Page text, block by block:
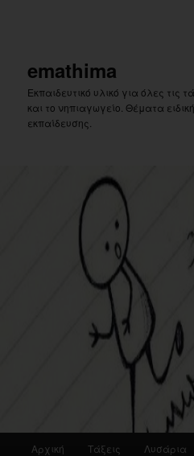
emathima
Εκπαιδευτικό υλικό για όλες τις
και το νηπιαγωγείο. Θέματα
εκπαίδευσης.
Αρχική Τάξεις Λυσάρια